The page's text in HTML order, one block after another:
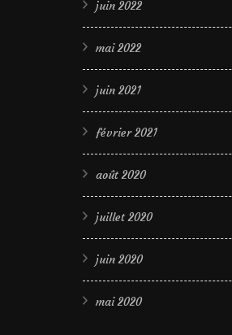
juin 2022
mai 2022
juin 2021
février 2021
août 2020
juillet 2020
juin 2020
mai 2020